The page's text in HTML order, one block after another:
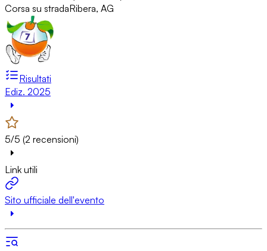
Corsa su stradaRibera, AG
Risultati
Ediz. 2025
5/5 (2 recensioni)
Link utili
Sito ufficiale dell'evento